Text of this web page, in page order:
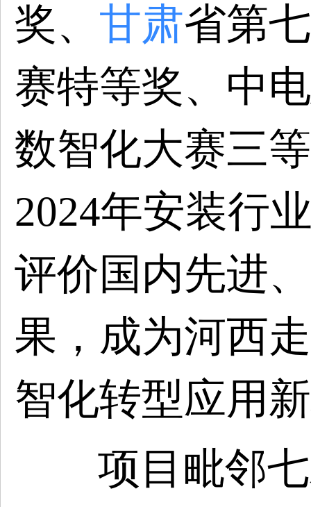
奖、 甘肃省第
赛特等奖、中
数智化大赛三
2024年安装行
评价国内先进
果，成为河西
智化转型应用
项目毗邻